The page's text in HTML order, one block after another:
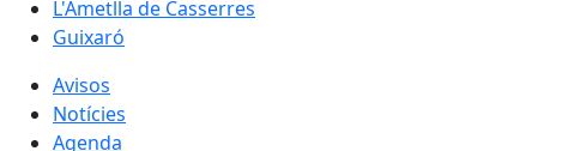
L'Ametlla de Casserres
Guixaró
Avisos
Notícies
Agenda